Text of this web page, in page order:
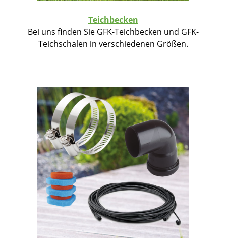
Teichbecken
Bei uns finden Sie GFK-Teichbecken und GFK-
Teichschalen in verschiedenen Größen.